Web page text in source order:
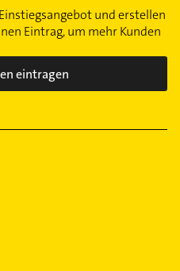
und erstellen
Eintrag, um mehr Kunden
eintragen